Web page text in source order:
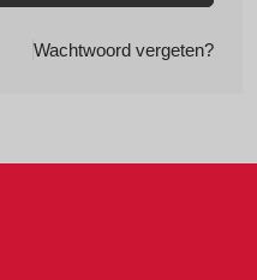
Wachtwoord vergeten?